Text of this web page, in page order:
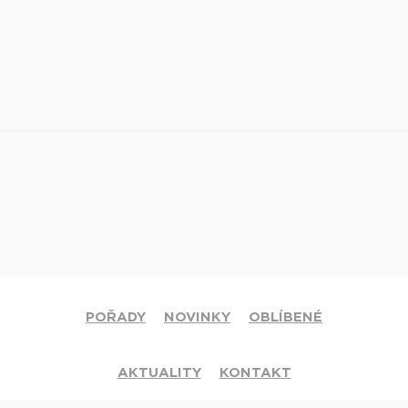
POŘADY NOVINKY OBLÍBENÉ
AKTUALITY KONTAKT